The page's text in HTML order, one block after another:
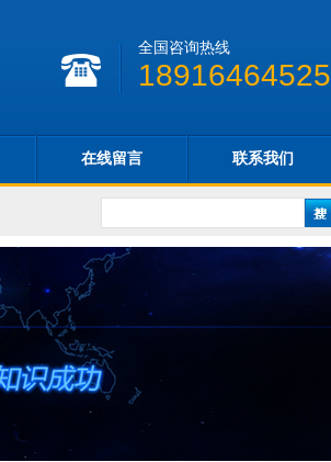
全国咨询热线
18916464525
在线留言 联系我们